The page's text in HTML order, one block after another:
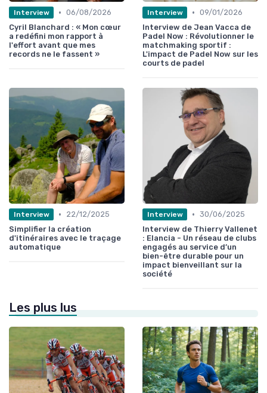
Interview • 06/08/2026
Cyril Blanchard : « Mon cœur
a redéfini mon rapport à
l'effort avant que mes
records ne le fassent »
Interview • 09/01/2026
Interview de Jean Vacca de
Padel Now : Révolutionner le
matchmaking sportif :
L'impact de Padel Now sur les
courts de padel
Interview •
22/12/2025
Simplifier la création
d'itinéraires avec le traçage
automatique
Interview • 30/06/2025
Interview de Thierry Vallenet
: Elancia - Un réseau de clubs
engagés au service d’un
bien-être durable pour un
impact bienveillant sur la
société
Les plus lus